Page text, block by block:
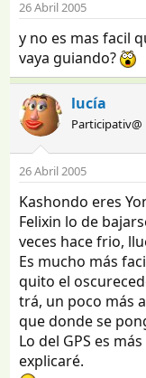
26 Abril 2005
y no es mas facil
vaya guiando?
lucía
Participativ@
26 Abril 2005
Kashondo eres
Felixin lo de
veces hace frio,
Es mucho más
quito el
trá, un poco más
que donde se
Lo del GPS es
explicaré.